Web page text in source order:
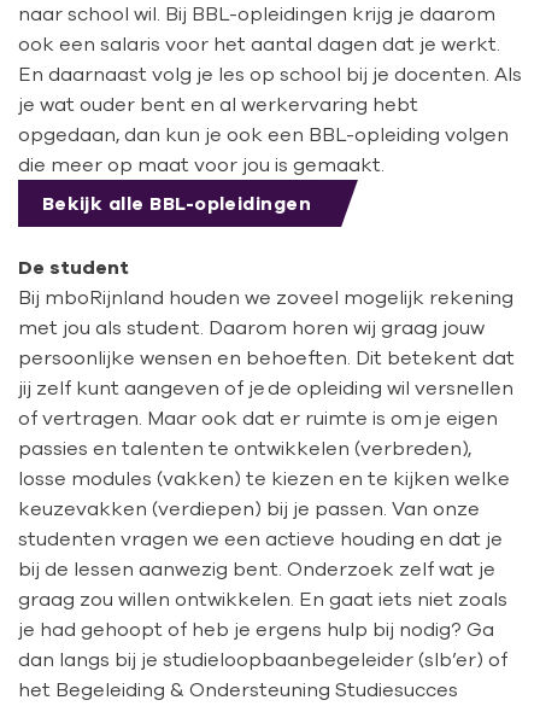
naar school wil. Bij BBL-opleidingen krijg je daarom
ook een salaris voor het aantal dagen dat je werkt.
En daarnaast volg je les op school bij je docenten. Als
je wat ouder bent en al werkervaring hebt
opgedaan, dan kun je ook een BBL-opleiding volgen
die meer op maat voor jou is gemaakt.
Bekijk alle BBL-opleidingen
De student
Bij mboRijnland houden we zoveel mogelijk rekening
met jou als student. Daarom horen wij graag jouw
persoonlijke wensen en behoeften. Dit betekent dat
jij zelf kunt aangeven of je de opleiding wil versnellen
of vertragen. Maar ook dat er ruimte is om je eigen
passies en talenten te ontwikkelen (verbreden),
losse modules (vakken) te kiezen en te kijken welke
keuzevakken (verdiepen) bij je passen. Van onze
studenten vragen we een actieve houding en dat je
bij de lessen aanwezig bent. Onderzoek zelf wat je
graag zou willen ontwikkelen. En gaat iets niet zoals
je had gehoopt of heb je ergens hulp bij nodig? Ga
dan langs bij je studieloopbaanbegeleider (slb’er) of
het Begeleiding & Ondersteuning Studiesucces